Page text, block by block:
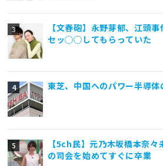
【文春砲】永野芽郁、江頭
セッ◯◯してもらっていた
東芝、中国へのパワー半導体
【5ch民】元乃木坂橋本奈
の司会を始めてすぐに卒業